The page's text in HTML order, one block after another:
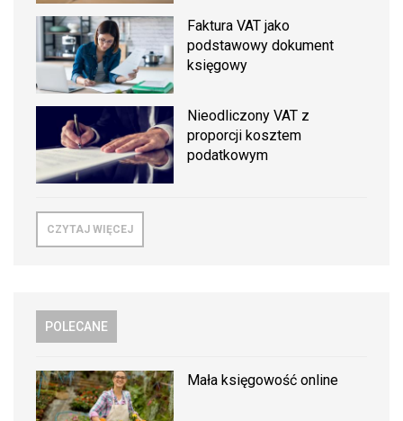
Faktura VAT jako
podstawowy dokument
księgowy
Nieodliczony VAT z
proporcji kosztem
podatkowym
CZYTAJ WIĘCEJ
POLECANE
Mała księgowość online